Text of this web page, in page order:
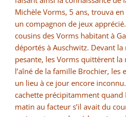
Michèle Vorms, 5 ans, trouva
un compagnon de jeux
cousins des Vorms habitant à
déportés à Auschwitz. Devant
pesante, les Vorms quittèrent la
l’aîné de la famille Brochier, les
un lieu à ce jour encore
cachette précipitamment quand
matin au facteur s’il avait du